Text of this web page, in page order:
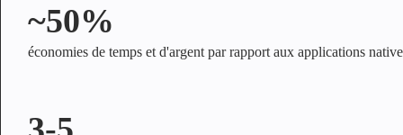
~50%
économies de temps et d'argent par rapport aux applications